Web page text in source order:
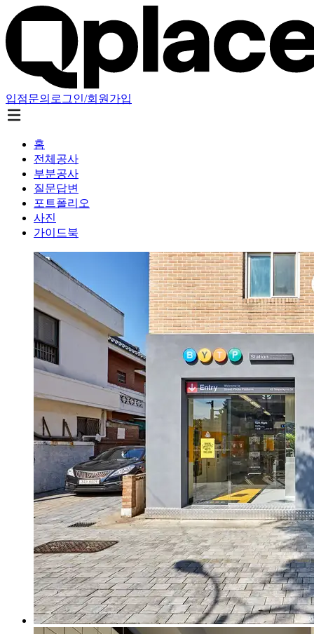
입점문의 로그인/회원가입
홈
전체공사
부분공사
질문답변
포트폴리오
사진
가이드북